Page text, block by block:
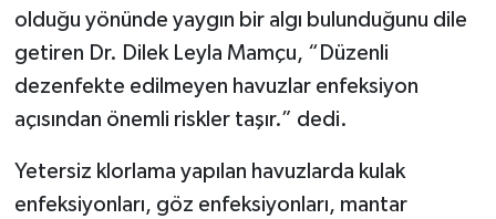
olduğu yönünde yaygın bir algı bulunduğunu dile
getiren Dr. Dilek Leyla Mamçu, “Düzenli
dezenfekte edilmeyen havuzlar enfeksiyon
açısından önemli riskler taşır.” dedi.
Yetersiz klorlama yapılan havuzlarda kulak
enfeksiyonları, göz enfeksiyonları, mantar